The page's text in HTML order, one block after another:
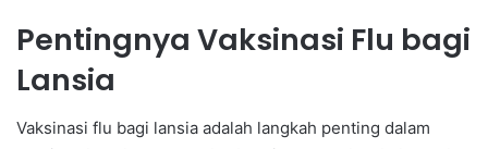
Pentingnya Vaksinasi Flu bagi
Lansia
Vaksinasi flu bagi lansia adalah langkah penting dalam